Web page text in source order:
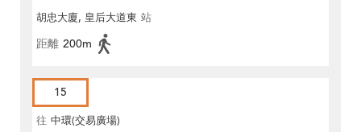
胡忠大廈, 皇后大道東 站
距離 200m
15
往 中環(交易廣場)